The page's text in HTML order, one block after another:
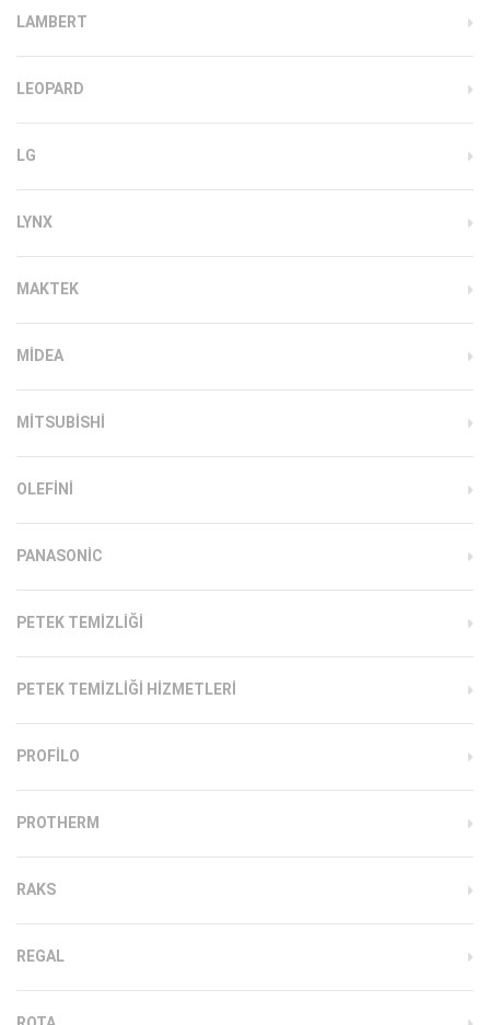
LAMBERT
LEOPARD
LG
LYNX
MAKTEK
MIDEA
MITSUBISHI
OLEFINI
PANASONIC
PETEK TEMIZLIĞI
PETEK TEMIZLIĞI HIZMETLERI
PROFILO
PROTHERM
RAKS
REGAL